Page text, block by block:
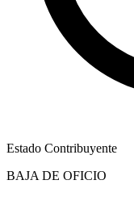
Estado Contribuyente
BAJA DE OFICIO